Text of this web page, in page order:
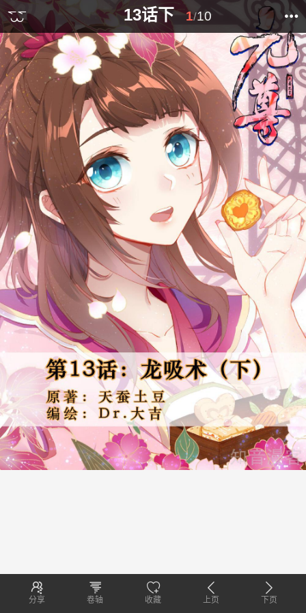
13话下 1/10
分享 卷轴 收藏 上页 下页